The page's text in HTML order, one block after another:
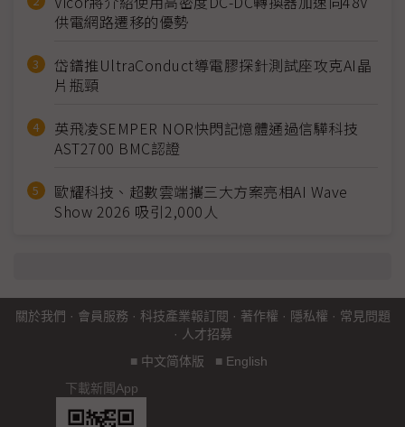
供電網路遷移的優勢
岱鐠推UltraConduct導電膠探針測試座攻克AI晶
片瓶頸
英飛凌SEMPER NOR快閃記憶體通過信驊科技
AST2700 BMC認證
歐耀科技、超數雲端攜三大方案亮相AI Wave
Show 2026 吸引2,000人
關於我們 · 會員服務 · 科技產業報訂閱 · 著作權 · 隱私權 · 常見問題
· 人才招募
■ 中文简体版 ■ English
下載新聞App